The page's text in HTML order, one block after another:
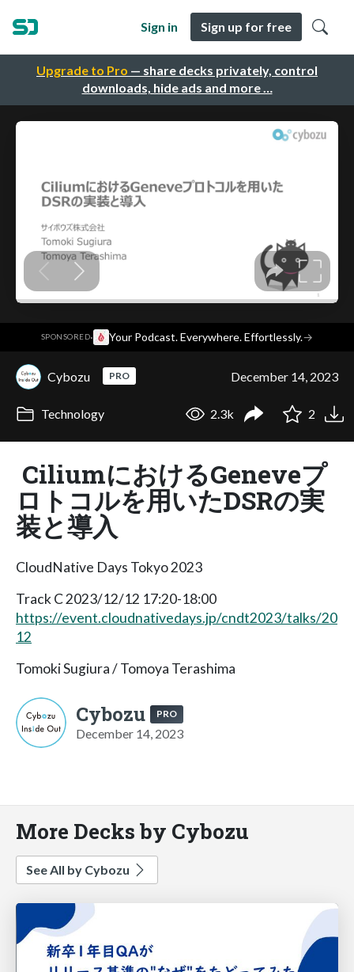
Upgrade to Pro — share decks privately, control
downloads, hide ads and more …
Sign in Sign up for free
SPONSORED· Your Podcast. Everywhere. Effortlessly.→
Cybozu PRO December 14, 2023
Technology 2.3k 2
CiliumにおけるGeneveプ
ロトコルを用いたDSRの実
装と導入
CloudNative Days Tokyo 2023
Track C 2023/12/12 17:20-18:00
https://event.cloudnativedays.jp/cndt2023/talks/20
12
Tomoki Sugiura / Tomoya Terashima
Cybozu PRO
December 14, 2023
More Decks by Cybozu
See All by Cybozu